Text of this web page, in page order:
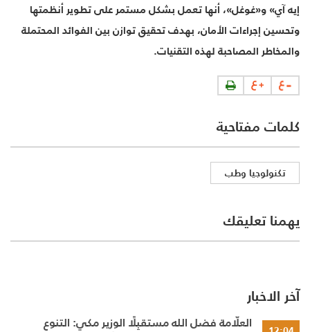
إيه آي» و«غوغل»، أنها تعمل بشكل مستمر على تطوير أنظمتها
وتحسين إجراءات الأمان، بهدف تحقيق توازن بين الفوائد المحتملة
والمخاطر المصاحبة لهذه التقنيات.
كلمات مفتاحية
تكنولوجيا وطب
يهمنا تعليقك
آخر الاخبار
العلّامة فضل الله مستقبِلًا الوزير مكي: التنوع